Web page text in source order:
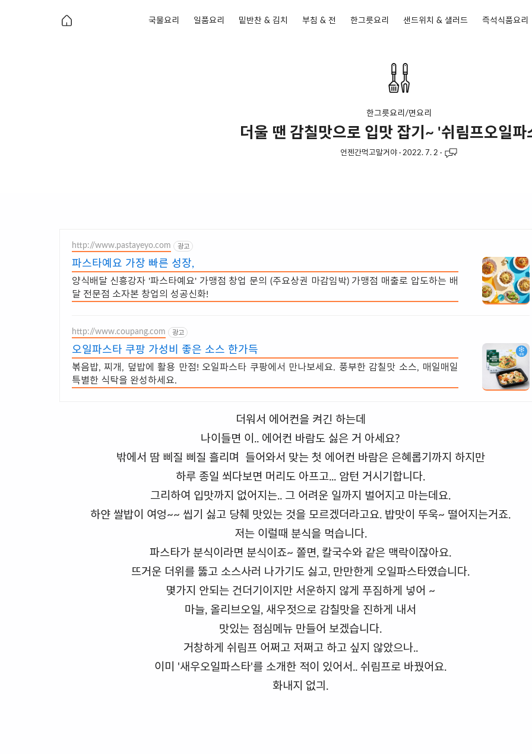
국물요리 일품요리 밑반찬 & 김치 부침 & 전 한그릇요리 샌드위치 & 샐러드 즉석식품요리
한그릇요리/면요리
더울 땐 감칠맛으로 입맛 잡기~ '쉬림프오일파
언젠간먹고말거야· 2022. 7. 2 ·
http://www.pastayeyo.com 광고
파스타예요 가장 빠른 성장,
양식배달 신흥강자 '파스타예요' 가맹점 창업 문의 (주요상권 마감임박) 가맹점 매출로 압도하는 배
달 전문점 소자본 창업의 성공신화!
http://www.coupang.com 광고
오일파스타 쿠팡 가성비 좋은 소스 한가득
볶음밥, 찌개, 덮밥에 활용 만점! 오일파스타 쿠팡에서 만나보세요. 풍부한 감칠맛 소스, 매일매일
특별한 식탁을 완성하세요.
더워서 에어컨을 켜긴 하는데
나이들면 이.. 에어컨 바람도 싫은 거 아세요?
밖에서 땀 삐질 삐질 흘리며 들어와서 맞는 첫 에어컨 바람은 은혜롭기까지 하지만
하루 종일 쐬다보면 머리도 아프고... 암턴 거시기합니다.
그리하여 입맛까지 없어지는.. 그 어려운 일까지 벌어지고 마는데요.
하얀 쌀밥이 여엉~~ 씹기 싫고 당췌 맛있는 것을 모르겠더라고요. 밥맛이 뚜욱~ 떨어지는거죠.
저는 이럴때 분식을 먹습니다.
파스타가 분식이라면 분식이죠~ 쫄면, 칼국수와 같은 맥락이잖아요.
뜨거운 더위를 뚫고 소스사러 나가기도 싫고, 만만한게 오일파스타였습니다.
몇가지 안되는 건더기이지만 서운하지 않게 푸짐하게 넣어 ~
마늘, 올리브오일, 새우젓으로 감칠맛을 진하게 내서
맛있는 점심메뉴 만들어 보겠습니다.
거창하게 쉬림프 어쩌고 저쩌고 하고 싶지 않았으나..
이미 '새우오일파스타'를 소개한 적이 있어서.. 쉬림프로 바꿨어요.
화내지 없긔.